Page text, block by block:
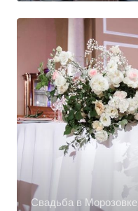
Свадьба в Морозовке